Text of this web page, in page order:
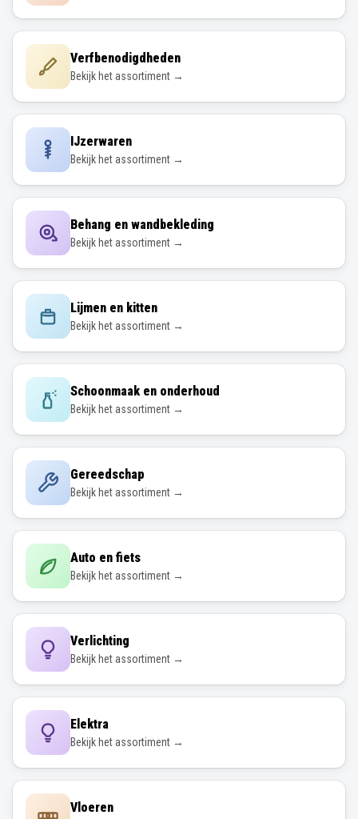
Verfbenodigdheden
Bekijk het assortiment →
IJzerwaren
Bekijk het assortiment →
Behang en wandbekleding
Bekijk het assortiment →
Lijmen en kitten
Bekijk het assortiment →
Schoonmaak en onderhoud
Bekijk het assortiment →
Gereedschap
Bekijk het assortiment →
Auto en fiets
Bekijk het assortiment →
Verlichting
Bekijk het assortiment →
Elektra
Bekijk het assortiment →
Vloeren